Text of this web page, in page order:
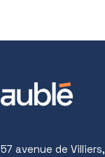
57 avenue de Villiers,